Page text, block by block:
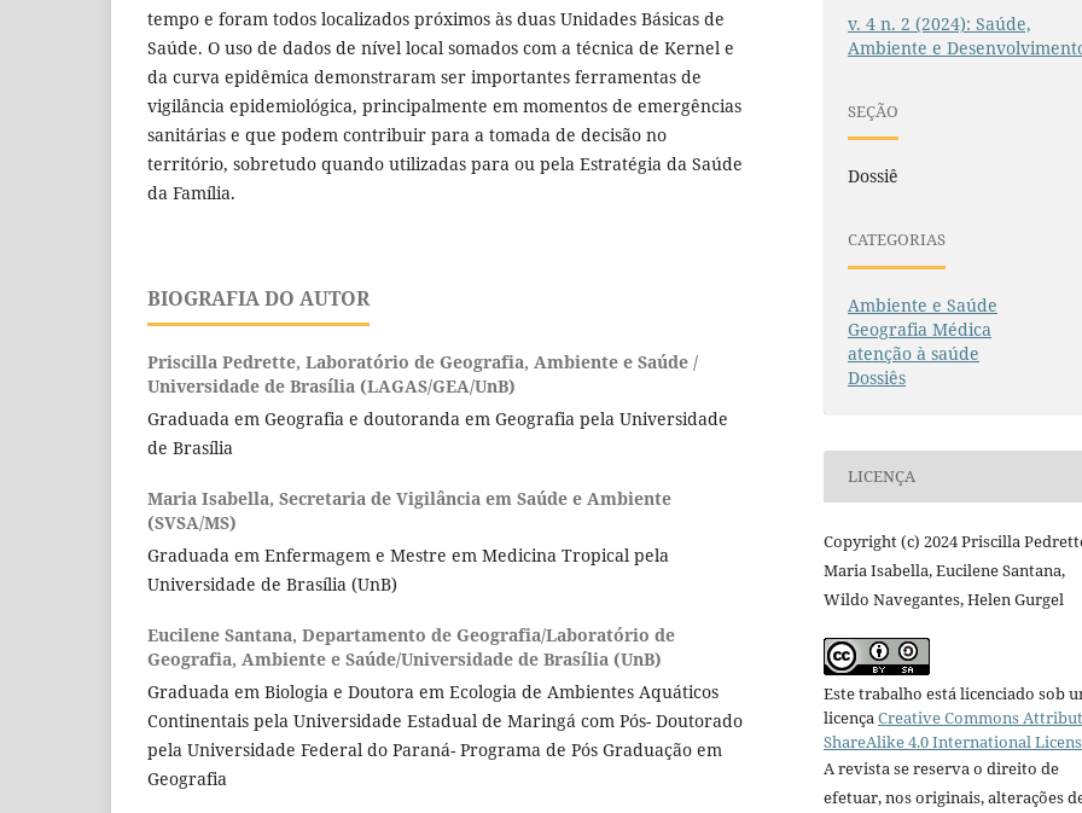
tempo e foram todos localizados próximos às duas Unidades Básicas de
Saúde. O uso de dados de nível local somados com a técnica de Kernel e
da curva epidêmica demonstraram ser importantes ferramentas de
vigilância epidemiológica, principalmente em momentos de emergências
sanitárias e que podem contribuir para a tomada de decisão no
território, sobretudo quando utilizadas para ou pela Estratégia da Saúde
da Família.
BIOGRAFIA DO AUTOR
Priscilla Pedrette, Laboratório de Geografia, Ambiente e Saúde /
Universidade de Brasília (LAGAS/GEA/UnB)
Graduada em Geografia e doutoranda em Geografia pela Universidade
de Brasília
Maria Isabella, Secretaria de Vigilância em Saúde e Ambiente
(SVSA/MS)
Graduada em Enfermagem e Mestre em Medicina Tropical pela
Universidade de Brasília (UnB)
Eucilene Santana, Departamento de Geografia/Laboratório de
Geografia, Ambiente e Saúde/Universidade de Brasília (UnB)
Graduada em Biologia e Doutora em Ecologia de Ambientes Aquáticos
Continentais pela Universidade Estadual de Maringá com Pós- Doutorado
pela Universidade Federal do Paraná- Programa de Pós Graduação em
Geografia
v. 4 n. 2 (2024): Saúde,
Ambiente e
SEÇÃO
Dossiê
CATEGORIAS
Ambiente e Saúde
Geografia Médica
atenção à saúde
Dossiês
LICENÇA
Copyright (c) 2024 Priscilla
Maria Isabella, Eucilene Santana,
Wildo Navegantes, Helen Gurgel
Este trabalho está licenciado sob
licença Creative Commons
ShareAlike 4.0 International
A revista se reserva o direito de
efetuar, nos originais, alterações